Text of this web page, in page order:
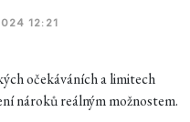
12:21
očekáváních a limitech
nároků reálným možnostem.